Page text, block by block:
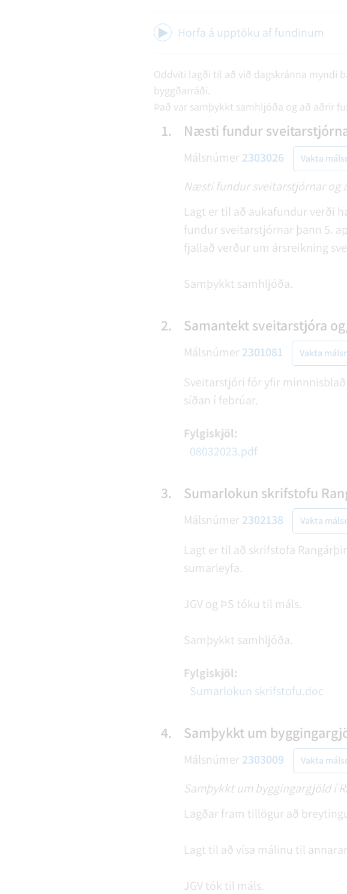
Horfa á upptöku af fundinum
Oddviti lagði til að við dagskránna myndi
byggðarráði.
Það var samþykkt samhljóða og að aðrir
1. Næsti fundur
Málsnúmer2303026 Vakta
Næsti fundur sveitarstjórnar og
Lagt er til að aukafundur verði
fundur sveitarstjórnar þann 5.
fjallað verður um ársreikning
Samþykkt samhljóða.
2. Samantekt sveitarstjóra
Málsnúmer2301081 Vakta
Sveitarstjóri fór yfir
síðan í febrúar.
Fylgiskjöl:
08032023.pdf
3. Sumarlokun skrifstofu
Málsnúmer2302138 Vakta
Lagt er til að skrifstofa
sumarleyfa.
JGV og ÞS tóku til máls.
Samþykkt samhljóða.
Fylgiskjöl:
Sumarlokun skrifstofu.doc
4. Samþykkt um
Málsnúmer2303009 Vakta
Samþykkt um byggingargjöld í
Lagðar fram tillögur að
Lagt til að vísa málinu til
JGV tók til máls.